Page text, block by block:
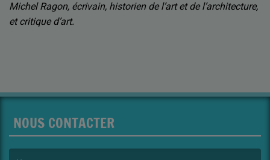
Michel Ragon, écrivain, historien de l’art et de l’architecture,
et critique d’art.
NOUS CONTACTER